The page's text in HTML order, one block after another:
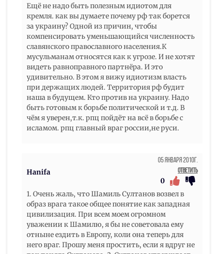
Ещё не надо быть полезным идиотом для
кремля. как вы думаете почему рф так борется
за украину? Одной из причин, чтобы
компенсировать уменьшающийся численность
славянского православного населения.К
мусульманам относятся как к угрозе. И не хотят
видеть равноправного партнёра. И это
удивительно. В этом я вижу идиотизм власть
при держащих людей. Территория рф будит
наша в будущем. Кто против на украину. Надо
быть готовым к борьбе политической и т.д. В
чём я уверен,т.к. рпц пойдёт на всё в борьбе с
исламом. рпц главный враг россии,не руси.
Hanifa
05 Января 2010г.
Ответить
0
1. Очень жаль, что Шамиль Султанов возвел в
образ врага такое общее понятие как западная
цивилизация. При всем моем огромном
уважении к Шамилю, я бы не советовала ему
отныне ездить в Европу, коли она теперь для
него враг. Прошу меня простить, если я вдруг не